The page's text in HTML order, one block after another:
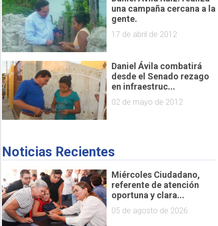
una campaña cercana a la
gente.
17 de abril de 2012
Daniel Ávila combatirá
desde el Senado rezago
en infraestruc...
02 de mayo de 2012
Noticias Recientes
Miércoles Ciudadano,
referente de atención
oportuna y clara...
05 de agosto de 2026